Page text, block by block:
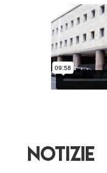
NOTIZIE